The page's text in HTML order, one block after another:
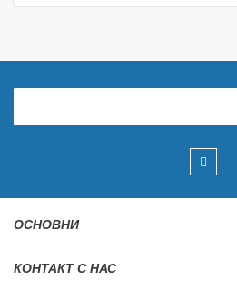
S
g
o
O
N
ОСНОВНИ
КОНТАКТ С НАС